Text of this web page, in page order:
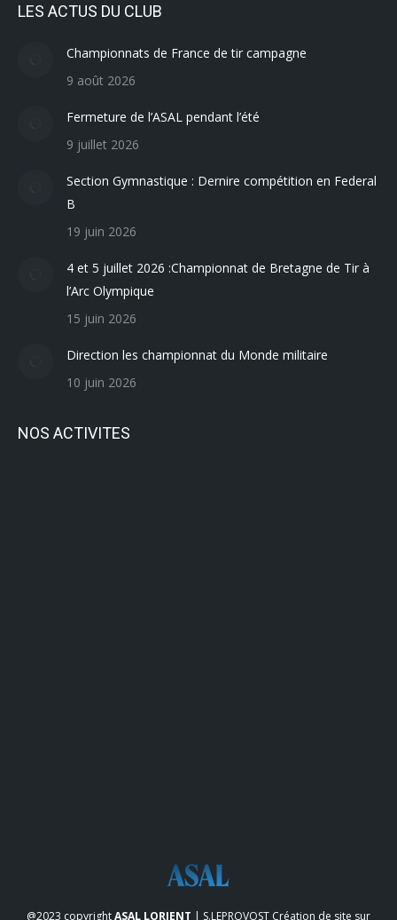
LES ACTUS DU CLUB
Championnats de France de tir campagne
9 août 2026
Fermeture de l’ASAL pendant l’été
9 juillet 2026
Section Gymnastique : Dernire compétition en Federal
B
19 juin 2026
4 et 5 juillet 2026 :Championnat de Bretagne de Tir à
l’Arc Olympique
15 juin 2026
Direction les championnat du Monde militaire
10 juin 2026
NOS ACTIVITES
@2023 copyrightASAL LORIENT | S.LEPROVOST Création de site sur